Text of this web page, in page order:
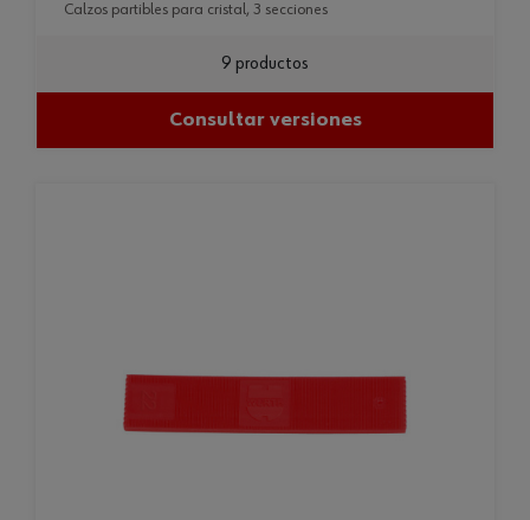
calzos partibles para cristal, 3 secciones
9 productos
Consultar versiones